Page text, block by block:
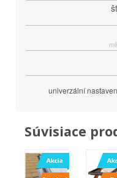
univerzální
Súvisiace